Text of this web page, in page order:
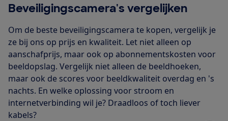
Beveiligingscamera's vergelijken
Om de beste beveiligingscamera te kopen, vergelijk je
ze bij ons op prijs en kwaliteit. Let niet alleen op
aanschafprijs, maar ook op abonnementskosten voor
beeldopslag. Vergelijk niet alleen de beeldhoeken,
maar ook de scores voor beeldkwaliteit overdag en 's
nachts. En welke oplossing voor stroom en
internetverbinding wil je? Draadloos of toch liever
kabels?